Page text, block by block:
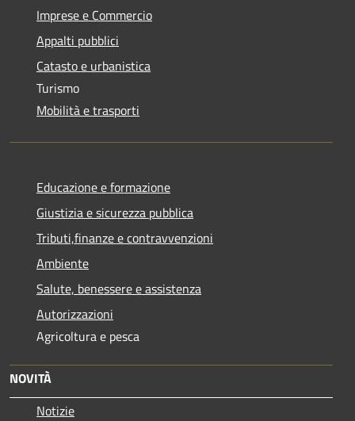
Imprese e Commercio
Appalti pubblici
Catasto e urbanistica
Turismo
Mobilità e trasporti
Educazione e formazione
Giustizia e sicurezza pubblica
Tributi,finanze e contravvenzioni
Ambiente
Salute, benessere e assistenza
Autorizzazioni
Agricoltura e pesca
NOVITÀ
Notizie